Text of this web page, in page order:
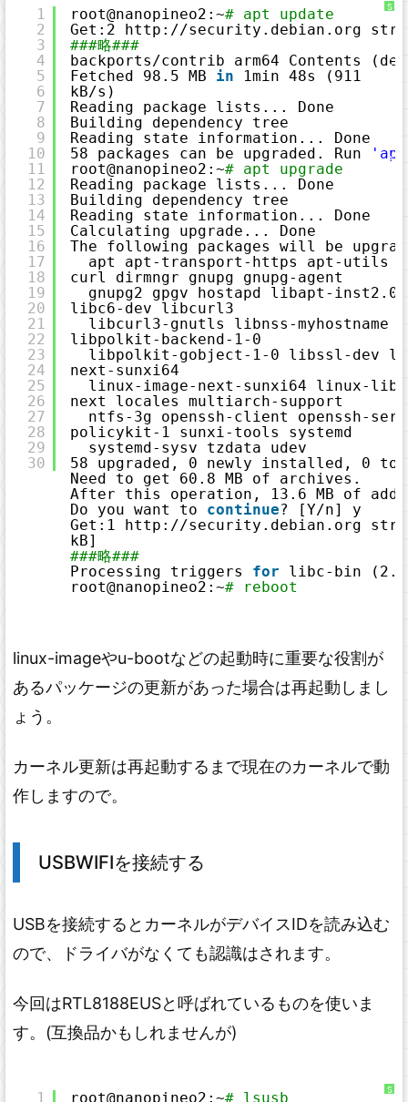
S
n
t
x
H
e
1
2
3
4
5
6
7
8
9
10
11
12
13
14
15
16
17
18
19
20
21
22
23
24
25
26
27
28
29
30
root@nanopineo2:~# apt update
Get:2 http: //security .debian.org
###略###
backports/contrib
arm64
Fetched 98.5 MB in
1min 48s (911
kB/s
Reading package lists... Done
Building dependency tree
Reading state information... Done
58 packages can be upgraded. Run
root@nanopineo2:~# apt upgrade
Reading package lists... Done
Building dependency tree
Reading state information... Done
Calculating upgrade... Done
The following packages will be
apt apt-transport-https apt-utils
curl dirmngr gnupg gnupg-agent
gnupg2 gpgv hostapd libapt-
libc6-dev libcurl3
libcurl3-gnutls libnss-
libpolkit-backend-1-0
libpolkit-gobject-1-0 libssl-dev
next-sunxi64
linux-image-next-sunxi64 linux-
next locales multiarch-support
ntfs-3g openssh-client openssh-
policykit-1 sunxi-tools systemd
systemd-sysv tzdata udev
58 upgraded, 0 newly installed, 0 to
Need to get 60.8 MB of archives.
After this operation, 13.6 MB of
Do you want to continue? [Y/n] y
Get:1 http: //security .debian.org
kB]
###略###
Processing triggers for
libc-bin
root@nanopineo2:~# reboot
linux-imageやu-bootなどの起動時に重要な役割が
あるパッケージの更新があった場合は再起動しまし
ょう。
カーネル更新は再起動するまで現在のカーネルで動
作しますので。
USBWIFIを接続する
USBを接続するとカーネルがデバイスIDを読み込む
ので、ドライバがなくても認識はされます。
今回はRTL8188EUSと呼ばれているものを使いま
す。(互換品かもしれませんが)
S
1 root@nanopineo2:~# lsusb